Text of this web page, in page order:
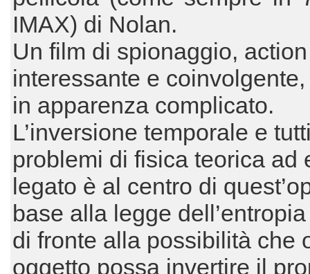
IMAX) di Nolan.
Un film di spionaggio,
interessante e
in apparenza complicato.
L’inversione temporale e
problemi di fisica teorica ad
legato è al centro di
base alla legge
di fronte alla possibilità che
oggetto possa invertire il